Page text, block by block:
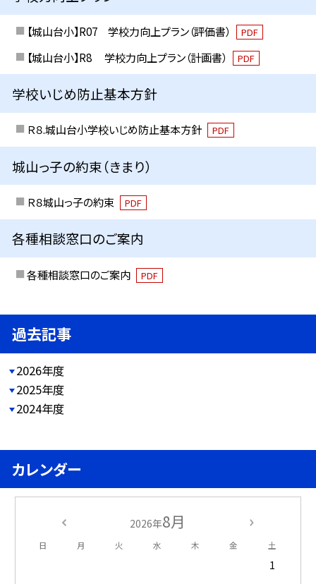
【城山台小】R07 学校力向上プラン（評価書） PDF
【城山台小】R8 学校力向上プラン（計画書） PDF
学校いじめ防止基本方針
Ｒ８.城山台小学校いじめ防止基本方針 PDF
城山っ子の約束（きまり）
Ｒ８城山っ子の約束 PDF
各種相談窓口のご案内
各種相談窓口のご案内 PDF
過去記事
2026年度
2025年度
2024年度
カレンダー
2026年8月
日 月 火 水 木 金 土
1